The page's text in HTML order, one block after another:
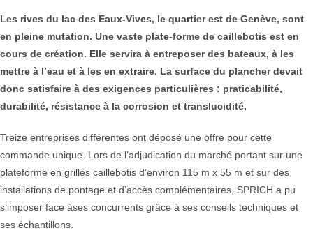
Les rives du lac des Eaux-Vives, le quartier est de Genève, sont
en pleine mutation. Une vaste plate-forme de caillebotis est en
cours de création. Elle servira à entreposer des bateaux, à les
mettre à l’eau et à les en extraire. La surface du plancher devait
donc satisfaire à des exigences particulières : praticabilité,
durabilité, résistance à la corrosion et translucidité.
Treize entreprises différentes ont déposé une offre pour cette
commande unique. Lors de l’adjudication du marché portant sur une
plateforme en grilles caillebotis d’environ 115 m x 55 m et sur des
installations de pontage et d’accès complémentaires, SPRICH a pu
s’imposer face àses concurrents grâce à ses conseils techniques et
ses échantillons.